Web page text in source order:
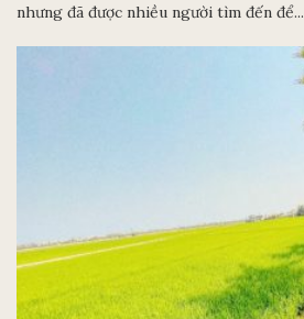
nhưng đã được nhiều người tìm đến để...